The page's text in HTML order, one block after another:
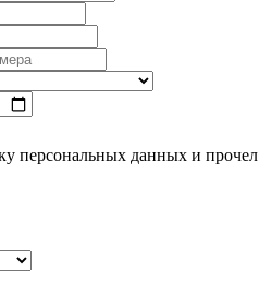
персональных данных и прочел